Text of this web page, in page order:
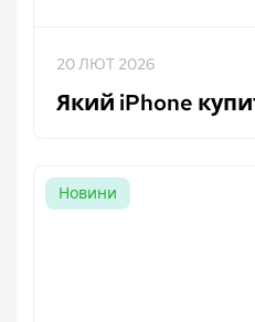
20 ЛЮТ 2026
Який iPhone
Новини